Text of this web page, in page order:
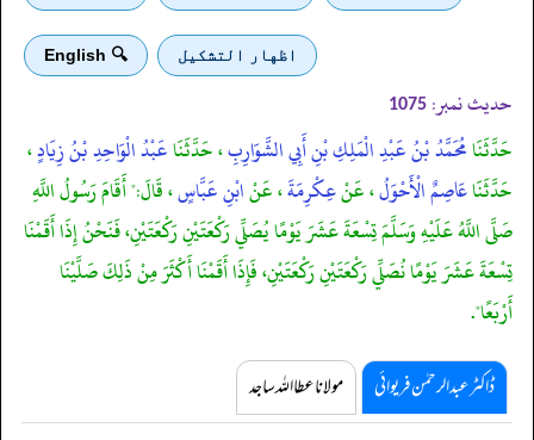
اظهار التشكيل 🔍 English
حدیث نمبر: 1075
حَدَّثَنَامُحَمَّدُ بْنُ عَبْدِ الْمَلِكِ بْنِ أَبِي الشَّوَارِبِ، حَدَّثَنَاعَبْدُ الْوَاحِدِ بْنُ زِيَادٍ،
حَدَّثَنَاعَاصِمٌ الْأَحْوَلُ، عَنْعِكْرِمَةَ، عَنْابْنِ عَبَّاسٍ، قَالَ:" أَقَامَ رَسُولُ اللَّهِ
صَلَّى اللَّهُ عَلَيْهِ وَسَلَّمَ تِسْعَةَ عَشَرَ يَوْمًا يُصَلِّي رَكْعَتَيْنِ رَكْعَتَيْنِ، فَنَحْنُ إِذَا أَقَمْنَا
تِسْعَةَ عَشَرَ يَوْمًا نُصَلِّي رَكْعَتَيْنِ رَكْعَتَيْنِ، فَإِذَا أَقَمْنَا أَكْثَرَ مِنْ ذَلِكَ صَلَّيْنَا
أَرْبَعًا".
ڈاکٹر عبدالرحمٰن فریوائی مولانا عطا اللہ ساجد